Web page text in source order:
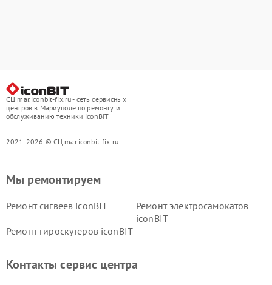
СЦ mar.iconbit-fix.ru - сеть сервисных
центров в Мариуполе по ремонту и
обслуживанию техники iconBIT
2021-2026 © СЦ mar.iconbit-fix.ru
Мы ремонтируем
Ремонт сигвеев iconBIT
Ремонт электросамокатов
iconBIT
Ремонт гироскутеров iconBIT
Контакты сервис центра